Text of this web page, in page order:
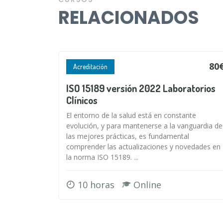
RELACIONADOS
Acreditación
ISO 15189 versión 2022 Laboratorios
Clínicos
El entorno de la salud está en constante
evolución, y para mantenerse a la vanguardia de
las mejores prácticas, es fundamental
comprender las actualizaciones y novedades en
la norma ISO 15189. ...
10 horas Online